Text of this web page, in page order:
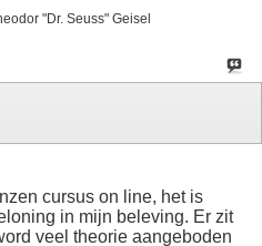
"Dr. Seuss" Geisel
cursus on line, het is
in mijn beleving. Er zit
veel theorie aangeboden